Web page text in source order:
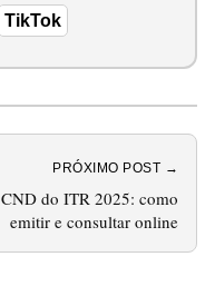
TikTok
PRÓXIMO POST →
CND do ITR 2025: como
emitir e consultar online